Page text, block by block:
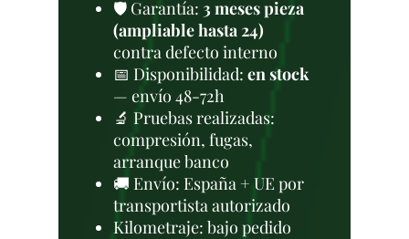
🛡️ Garantía: 3 meses pieza
(ampliable hasta 24)
contra defecto interno
📅 Disponibilidad: en stock
— envío 48-72h
🔬 Pruebas realizadas:
compresión, fugas,
arranque banco
🚚 Envío: España + UE por
transportista autorizado
Kilometraje: bajo pedido